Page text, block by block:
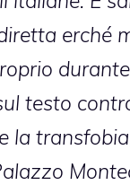
erché
testo
la